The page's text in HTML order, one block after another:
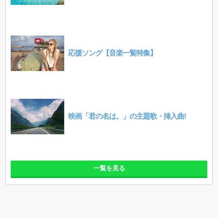
応援ソング【音楽一覧特集】
映画「君の名は。」の主題歌・挿入曲!
一覧を見る